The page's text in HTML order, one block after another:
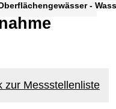
-
zur Messstellenliste